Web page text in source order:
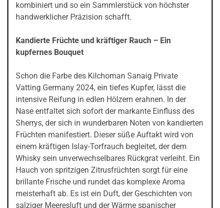
kombiniert und so ein Sammlerstück von höchster
handwerklicher Präzision schafft.
Kandierte Früchte und kräftiger Rauch – Ein
kupfernes Bouquet
Schon die Farbe des Kilchoman Sanaig Private
Vatting Germany 2024, ein tiefes Kupfer, lässt die
intensive Reifung in edlen Hölzern erahnen. In der
Nase entfaltet sich sofort der markante Einfluss des
Sherrys, der sich in wunderbaren Noten von kandierten
Früchten manifestiert. Dieser süße Auftakt wird von
einem kräftigen Islay-Torfrauch begleitet, der dem
Whisky sein unverwechselbares Rückgrat verleiht. Ein
Hauch von spritzigen Zitrusfrüchten sorgt für eine
brillante Frische und rundet das komplexe Aroma
meisterhaft ab. Es ist ein Duft, der Geschichten von
salziger Meeresluft und der Wärme spanischer